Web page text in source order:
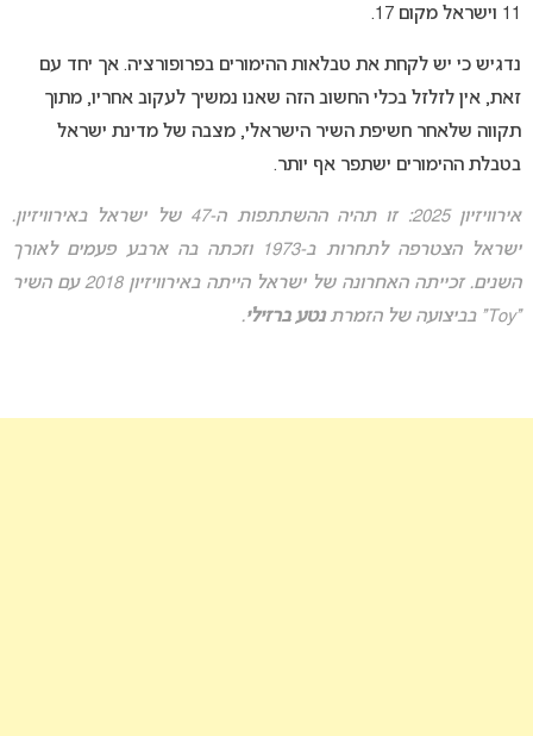
11 וישראל מקום 17.
נדגיש כי יש לקחת את טבלאות ההימורים בפרופורציה. אך יחד עם
זאת, אין לזלזל בכלי החשוב הזה שאנו נמשיך לעקוב אחריו, מתוך
תקווה שלאחר חשיפת השיר הישראלי, מצבה של מדינת ישראל
בטבלת ההימורים ישתפר אף יותר.
אירוויזיון 2025: זו תהיה ההשתתפות ה-47 של ישראל באירוויזיון.
ישראל הצטרפה לתחרות ב-1973 וזכתה בה ארבע פעמים לאורך
השנים. זכייתה האחרונה של ישראל הייתה באירוויזיון 2018 עם השיר
“Toy” בביצועה של הזמרת
נטע ברזילי.